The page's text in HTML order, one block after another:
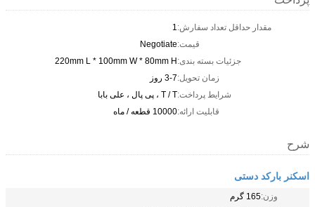
مقدار حداقل تعداد سفارش:1
قیمت:Negotiate
جزئیات بسته بندی:220mm L * 100mm W * 80mm H
زمان تحویل:3-7 روز
شرایط پرداخت:T / T ، پی پال ، علی بابا
قابلیت ارائه:10000 قطعه / ماه
شرح
اسکنر بارکد دستی
وزن:165 گرم